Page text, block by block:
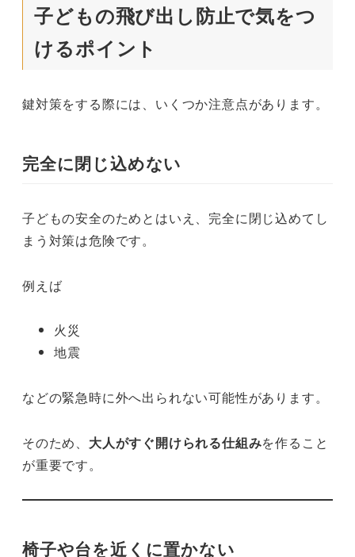
子どもの飛び出し防止で気をつ
けるポイント
鍵対策をする際には、いくつか注意点があります。
完全に閉じ込めない
子どもの安全のためとはいえ、完全に閉じ込めてし
まう対策は危険です。
例えば
火災
地震
などの緊急時に外へ出られない可能性があります。
そのため、 大人がすぐ開けられる仕組みを作ること
が重要です。
椅子や台を近くに置かない